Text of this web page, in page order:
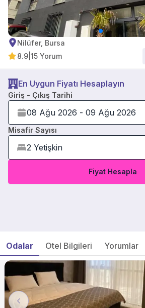
Nilüfer, Bursa
8.9 15 Yorum
En Uygun Fiyatı Hesaplayın
Giriş - Çıkış Tarihi
Misafir Sayısı
Fiyat Hesapla
Odalar Otel Bilgileri Yorumlar
Previous